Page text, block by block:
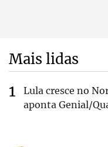
Mais lidas
Lula cresce no
aponta Genial/